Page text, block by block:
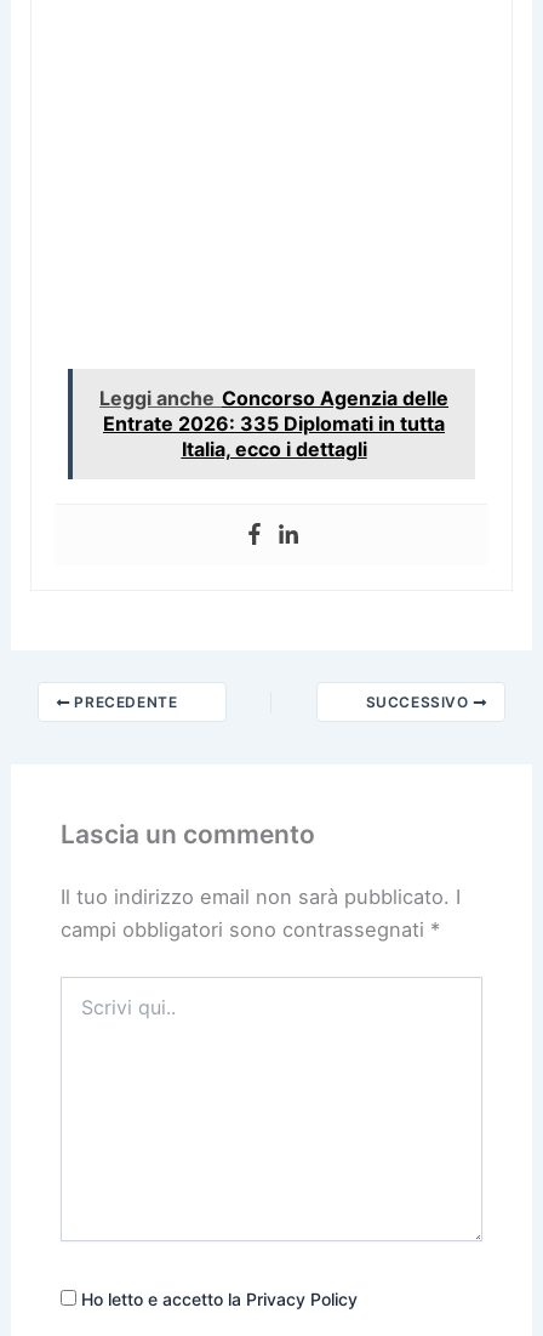
Leggi anche Concorso Agenzia delle
Entrate 2026: 335 Diplomati in tutta
Italia, ecco i dettagli
PRECEDENTE SUCCESSIVO
Lascia un commento
Il tuo indirizzo email non sarà pubblicato. I
campi obbligatori sono contrassegnati *
qui..
Ho letto e accetto la Privacy Policy